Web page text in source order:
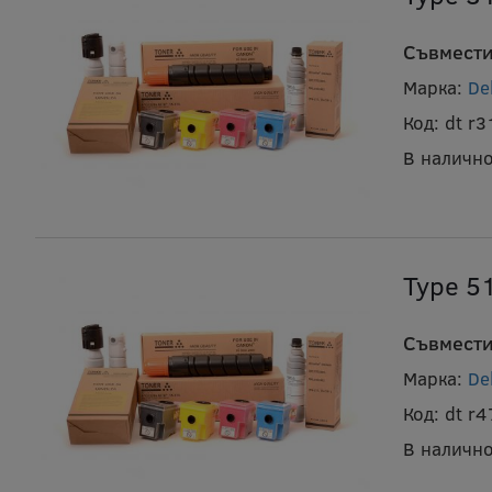
Марка:
Код: dt
В
Type
Марка:
Код: dt
В